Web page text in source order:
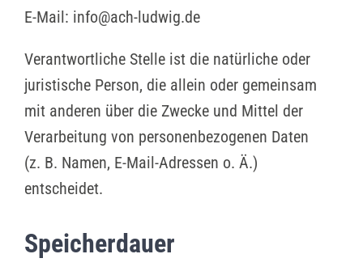
E-Mail: info@ach-ludwig.de
Verantwortliche Stelle ist die natürliche oder
juristische Person, die allein oder gemeinsam
mit anderen über die Zwecke und Mittel der
Verarbeitung von personenbezogenen Daten
(z. B. Namen, E-Mail-Adressen o. Ä.)
entscheidet.
Speicherdauer